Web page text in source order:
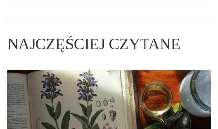
NAJCZĘŚCIEJ CZYTANE